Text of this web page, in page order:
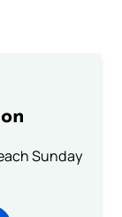
Sunday